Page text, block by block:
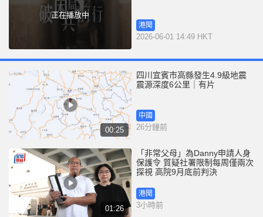
正在播放中
港聞
2026-06-01 14:49 HKT
00:25
四川宜賓市高縣發生4.9級地震
震源深度6公里｜有片
中國
26分鐘前
01:26
「非常父母」為Danny申請人身
保護令 質疑社署限制每周僅兩次
探視 高院9月底前判決
港聞
3小時前